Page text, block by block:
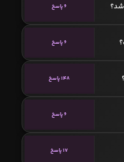
شد؟ 6 پاسخ
6 پاسخ
148 پاسخ
6 پاسخ
17 پاسخ